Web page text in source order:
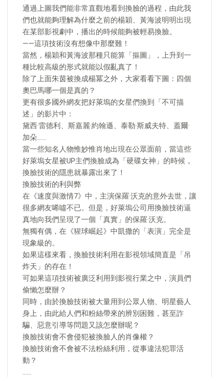
通過上圖我們能非常直觀地看到換臉的過程，由此我
們也就能夠理解為什麼之前的楊穎、黃海波明明出現
在某部影視劇中，播出的時候能夠被輕易換臉。
——這項技術沒有想像中那麼難！
當然，楊穎和黃海波那種只能算「摳圖」，上升到一
種比較高級的形式就能以假亂真了！
除了上面朱茵被換成楊冪之外，大家看看下圖：四個
奧巴馬哪一個是真的？
更有很多國外網友把好萊塢的女星們換到「不可描
述」的影片中：
黛西·雷德利、斯嘉麗·約翰遜、泰勒·斯威夫特、蓋爾·
加朵……
當一些知名人物惟妙惟肖地出現在公眾面前，當這些
好萊塢女星被UP主們換臉成為「硬碟女神」的時候，
換臉技術的隱患就暴露出來了！
換臉技術的利與弊
在《速度與激情7》中，主演保羅·沃克的意外去世，讓
很多網友唏噓不已。但是，好萊塢公司用換臉技術逼
真地向我們呈現了一個「真實」的保羅·沃克。
無獨有偶，在《猩球崛起》中凱撒的「表演」完全是
現象級的。
如果這樣來看，換臉技術利用在影視領域簡直是「吊
炸天」的存在！
可如果這項技術被廣泛利用到影視行業之中，演員們
偷懶怎麼辦？
同時，由於換臉技術被大量用到公眾人物、明星藝人
身上，由此給人們和粉絲帶來的辨別困難，甚至詐
騙、惡意引導等問題又該怎麼辦呢？
換臉技術會不會侵犯被換臉人的肖像權？
換臉技術會不會被不法粉絲利用，從事違法犯罪活
動？
……